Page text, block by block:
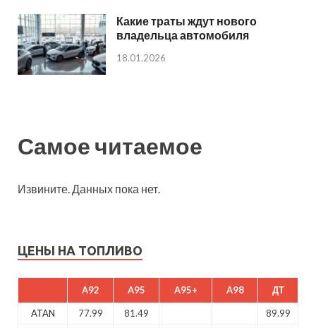
Какие траты ждут нового
владельца автомобиля
18.01.2026
Самое читаемое
Извините. Данных пока нет.
ЦЕНЫ НА ТОПЛИВО
A92 A95 A95+ A98 ДТ
ATAN 77.99 81.49
89.99